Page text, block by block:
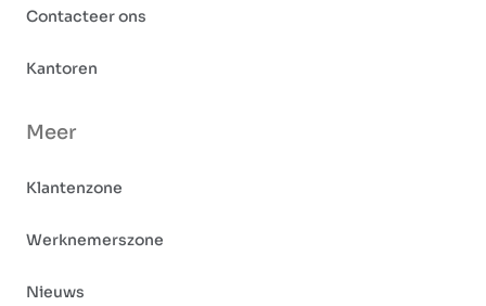
Contacteer ons
Kantoren
Meer
Klantenzone
Werknemerszone
Nieuws